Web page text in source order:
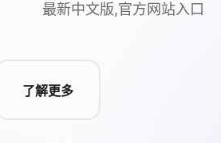
最新中文版,官方网站入口
了解更多